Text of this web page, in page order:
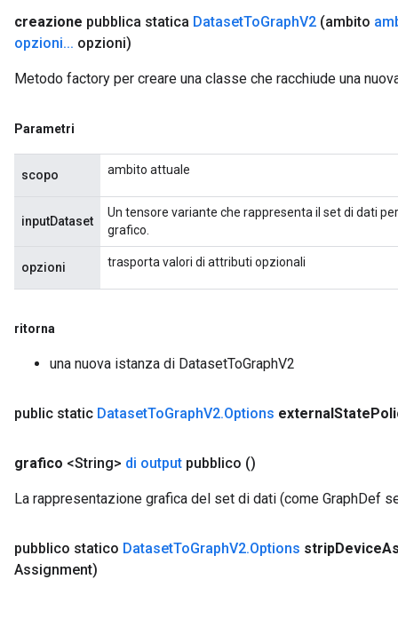
creazione pubblica statica DatasetToGraphV2 (ambito
opzioni... opzioni)
Metodo factory per creare una classe che racchiude una
Parametri
scopo ambito attuale
inputDataset
Un tensore variante che rappresenta il set di dati
grafico.
opzioni trasporta valori di attributi opzionali
ritorna
una nuova istanza di DatasetToGraphV2
public static DatasetToGraphV2.Options externalState
grafico <String> di output pubblico ()
La rappresentazione grafica del set di dati (come GraphDef
pubblico statico DatasetToGraphV2.Options stripDevice
Assignment)